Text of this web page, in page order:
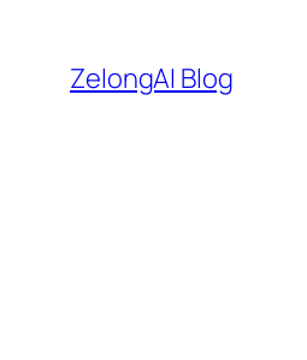
ZelongAI Blog